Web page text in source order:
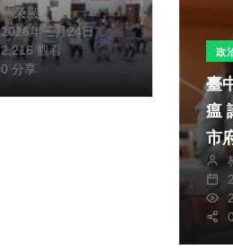
蘇榮泉
2026年三月24日
2,216 觀看
0 分享
政
臺
瘟 議員吳佩芸：中
市
流